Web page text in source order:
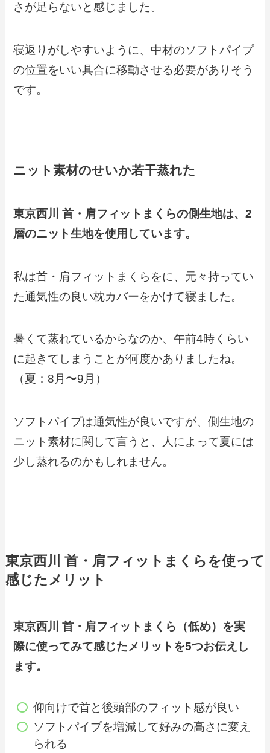
さが足らないと感じました。
寝返りがしやすいように、中材のソフトパイプ
の位置をいい具合に移動させる必要がありそう
です。
ニット素材のせいか若干蒸れた
東京西川 首・肩フィットまくらの側生地は、2
層のニット生地を使用しています。
私は首・肩フィットまくらをに、元々持ってい
た通気性の良い枕カバーをかけて寝ました。
暑くて蒸れているからなのか、午前4時くらい
に起きてしまうことが何度かありましたね。
（夏：8月〜9月）
ソフトパイプは通気性が良いですが、側生地の
ニット素材に関して言うと、人によって夏には
少し蒸れるのかもしれません。
東京西川 首・肩フィットまくらを使って
感じたメリット
東京西川 首・肩フィットまくら（低め）を実
際に使ってみて感じたメリットを5つお伝えし
ます。
仰向けで首と後頭部のフィット感が良い
ソフトパイプを増減して好みの高さに変え
られる